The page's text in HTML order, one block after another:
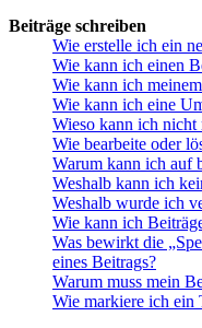
Beiträge schreiben
Wie erstelle ich ein
Wie kann ich einen
Wie kann ich
Wie kann ich eine
Wieso kann ich
Wie bearbeite oder
Warum kann ich auf
Weshalb kann ich
Weshalb wurde ich
Wie kann ich
Was bewirkt die
eines Beitrags?
Warum muss mein
Wie markiere ich ein